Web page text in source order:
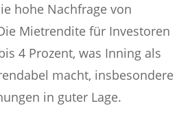
hohe Nachfrage von
Mietrendite für Investoren
4 Prozent, was Inning als
macht, insbesondere
in guter Lage.